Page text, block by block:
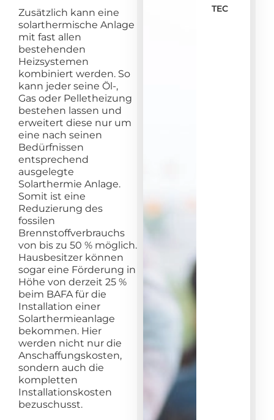
Zusätzlich kann eine
solarthermische Anlage
mit fast allen
bestehenden
Heizsystemen
kombiniert werden. So
kann jeder seine Öl-,
Gas oder Pelletheizung
bestehen lassen und
erweitert diese nur um
eine nach seinen
Bedürfnissen
entsprechend
ausgelegte
Solarthermie Anlage.
Somit ist eine
Reduzierung des
fossilen
Brennstoffverbrauchs
von bis zu 50 % möglich.
Hausbesitzer können
sogar eine Förderung in
Höhe von derzeit 25 %
beim BAFA für die
Installation einer
Solarthermieanlage
bekommen. Hier
werden nicht nur die
Anschaffungskosten,
sondern auch die
kompletten
Installationskosten
bezuschusst.
TEC